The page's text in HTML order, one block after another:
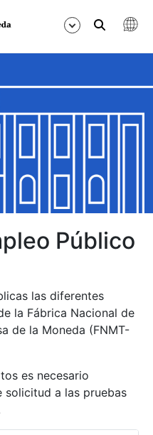
Público
las diferentes
la Fábrica Nacional de
de la Moneda (FNMT-
es necesario
solicitud a las pruebas